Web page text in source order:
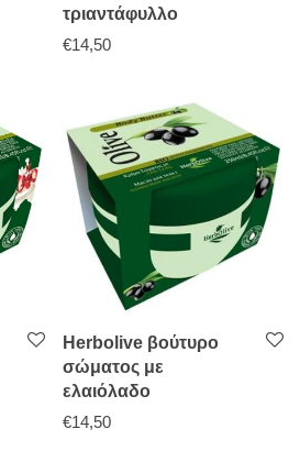
τριαντάφυλλο
€14,50
Herbolive βούτυρο
σώματος με
ελαιόλαδο
€14,50